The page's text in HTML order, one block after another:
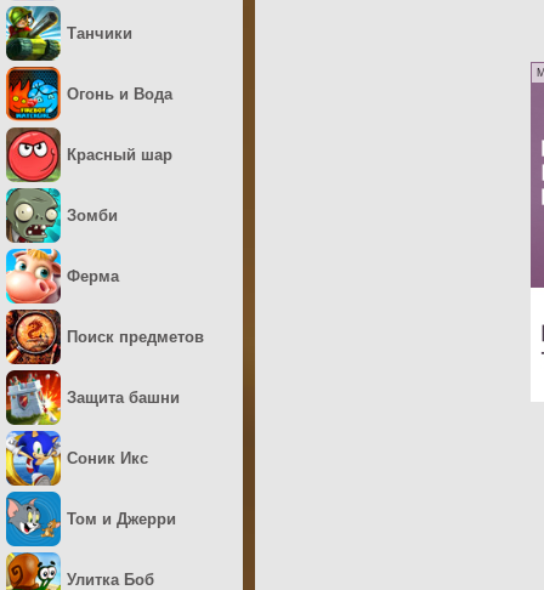
Танчики
Огонь и Вода
Красный шар
Зомби
Ферма
Поиск предметов
Защита башни
Соник Икс
Том и Джерри
Улитка Боб